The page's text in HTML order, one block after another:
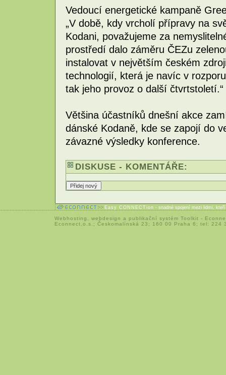
Vedoucí energetické kampaně
„V době, kdy vrcholí přípravy na
Kodani, považujeme za
prostředí dalo záměru ČEZu
instalovat v největším českém
technologií, která je navíc v
tak jeho provoz o další čtvrtstoletí.“
Většina účastníků dnešní akce
dánské Kodaně, kde se zapojí do
závazné výsledky konference.
DISKUSE - KOMENTÁŘE:
Easy CONNECTion - snadné spojení mezi lidmi,
Webhosting webdesign a publikační systém Toolkit -
Econnect,o.s.; Českomalínská 23; 160 00 Praha 6; tel: 224